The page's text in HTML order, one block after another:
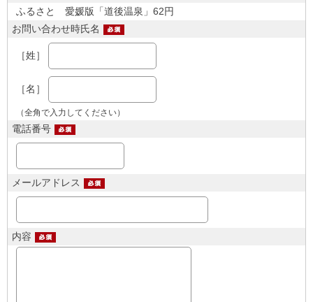
ふるさと 愛媛版「道後温泉」62円
お問い合わせ時氏名
［姓］
［名］
（全角で入力してください）
電話番号
メールアドレス
内容